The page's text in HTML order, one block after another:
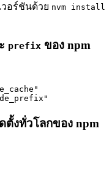
วอร์ชันด้วย nvm install
prefix ของ npm
ตั้งทั่วโลกของ npm